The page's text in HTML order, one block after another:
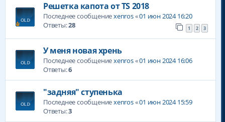
Решетка капота от TS 2018
Последнее сообщениеxenros«01 июн 2024 16:20
Ответы:28 1 2 3
У меня новая хрень
Последнее сообщениеxenros«01 июн 2024 16:06
Ответы:6
"задняя" ступенька
Последнее сообщениеxenros«01 июн 2024 15:59
Ответы:3